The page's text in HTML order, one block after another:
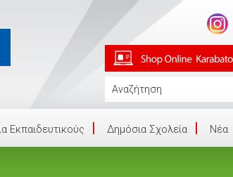
Εκπαιδευτικούς Δημόσια Σχολεία Νέα